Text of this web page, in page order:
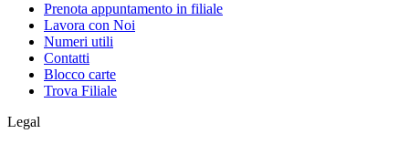
Prenota appuntamento in filiale
Lavora con Noi
Numeri utili
Contatti
Blocco carte
Trova Filiale
Legal